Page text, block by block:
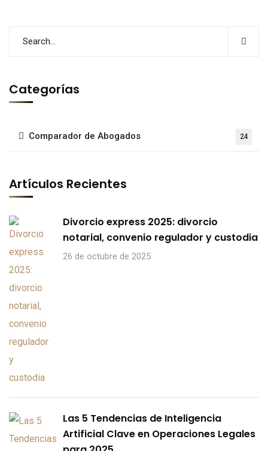
Categorías
Comparador de Abogados 24
Artículos Recientes
Divorcio express 2025: divorcio
notarial, convenio regulador y custodia
26 de octubre de 2025
Las 5 Tendencias de Inteligencia
Artificial Clave en Operaciones Legales